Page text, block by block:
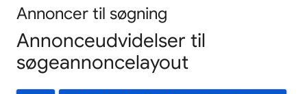
Annoncer til søgning
Annonceudvidelser til
søgeannoncelayout